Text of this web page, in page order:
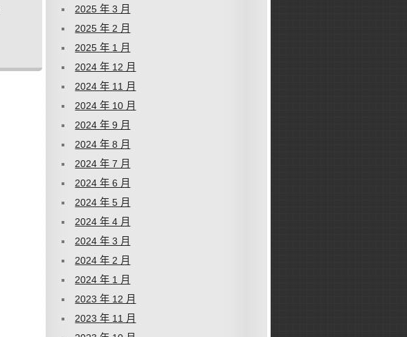
2025 年 3 月
2025 年 2 月
2025 年 1 月
2024 年 12 月
2024 年 11 月
2024 年 10 月
2024 年 9 月
2024 年 8 月
2024 年 7 月
2024 年 6 月
2024 年 5 月
2024 年 4 月
2024 年 3 月
2024 年 2 月
2024 年 1 月
2023 年 12 月
2023 年 11 月